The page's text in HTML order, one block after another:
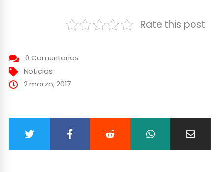
Rate this post
0 Comentarios
Noticias
2 marzo, 2017